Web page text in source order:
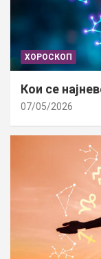
ХОРОСКОП
Кои се
07/05/2026